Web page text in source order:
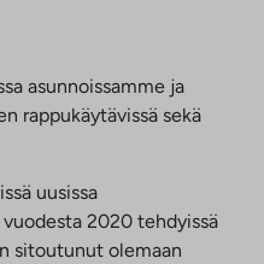
asunnoissamme ja
rappukäytävissä sekä
uusissa
2020 tehdyissä
sitoutunut olemaan